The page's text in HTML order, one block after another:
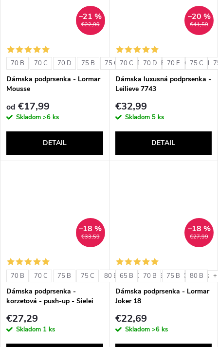
€22,99
–21 %
70 B 70 C 70 D 75 B 75 C 75 D 80 B 80 C 80 D
Dámska podprsenka - Lormar
Mousse
od €17,99
Skladom >6 ks
DETAIL
€41,59
–20 %
70 C 70 D 70 E 75 C
Dámska luxusná podprsenka -
Leilieve 7743
€32,99
Skladom 5 ks
DETAIL
€33,59
–18 %
70 B 70 C 75 B 75 C 80 B 80 C 85 B 85 C +
Dámska podprsenka -
korzetová - push-up - Sielei
€27,29
Skladom 1 ks
€27,99
–18 %
65 B 70 B 75 B 80 B
Dámska podprsenka - Lormar
Joker 18
€22,69
Skladom >6 ks